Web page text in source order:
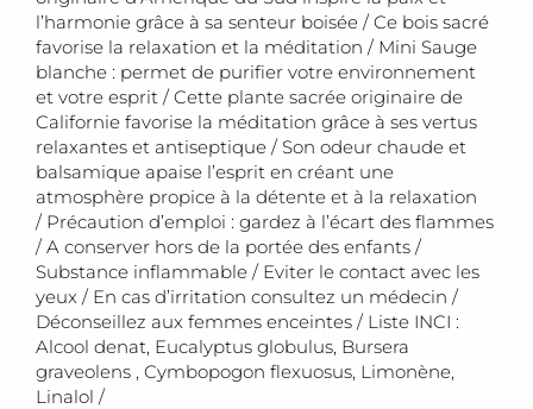
l’harmonie grâce à sa senteur boisée / Ce bois sacré
favorise la relaxation et la méditation / Mini Sauge
blanche : permet de purifier votre environnement
et votre esprit / Cette plante sacrée originaire de
Californie favorise la méditation grâce à ses vertus
relaxantes et antiseptique / Son odeur chaude et
balsamique apaise l’esprit en créant une
atmosphère propice à la détente et à la relaxation
/ Précaution d’emploi : gardez à l’écart des flammes
/ A conserver hors de la portée des enfants /
Substance inflammable / Eviter le contact avec les
yeux / En cas d’irritation consultez un médecin /
Déconseillez aux femmes enceintes / Liste INCI :
Alcool denat, Eucalyptus globulus, Bursera
graveolens , Cymbopogon flexuosus, Limonène,
Linalol /